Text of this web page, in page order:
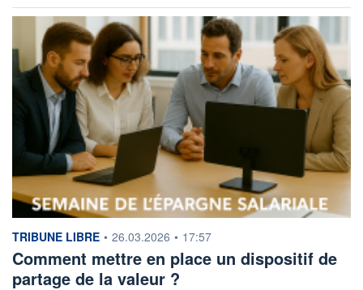
information fournie par
TRIBUNE LIBRE • 26.03.2026 • 17:57
Comment mettre en place un dispositif de
partage de la valeur ?